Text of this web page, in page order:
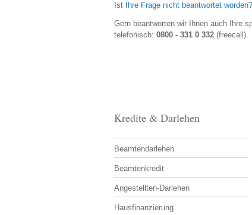
Ist Ihre Frage nicht beantwortet worden?
Gern beantworten wir Ihnen auch Ihre
telefonisch: 0800 - 331 0 332 (freecall).
Kredite & Darlehen
Beamtendarlehen
Beamtenkredit
Angestellten-Darlehen
Hausfinanzierung